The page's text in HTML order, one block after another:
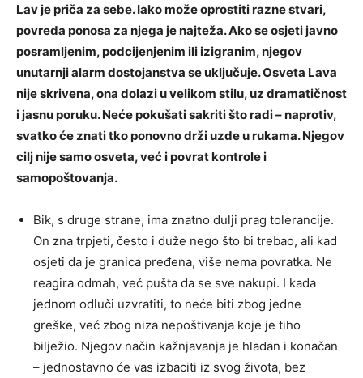
Lav je priča za sebe. Iako može oprostiti razne stvari,
povreda ponosa za njega je najteža. Ako se osjeti javno
posramljenim, podcijenjenim ili izigranim, njegov
unutarnji alarm dostojanstva se uključuje. Osveta Lava
nije skrivena, ona dolazi u velikom stilu, uz dramatičnost
i jasnu poruku. Neće pokušati sakriti što radi – naprotiv,
svatko će znati tko ponovno drži uzde u rukama. Njegov
cilj nije samo osveta, već i povrat kontrole i
samopoštovanja.
Bik, s druge strane, ima znatno dulji prag tolerancije.
On zna trpjeti, često i duže nego što bi trebao, ali kad
osjeti da je granica pređena, više nema povratka. Ne
reagira odmah, već pušta da se sve nakupi. I kada
jednom odluči uzvratiti, to neće biti zbog jedne
greške, već zbog niza nepoštivanja koje je tiho
bilježio. Njegov način kažnjavanja je hladan i konačan
– jednostavno će vas izbaciti iz svog života, bez